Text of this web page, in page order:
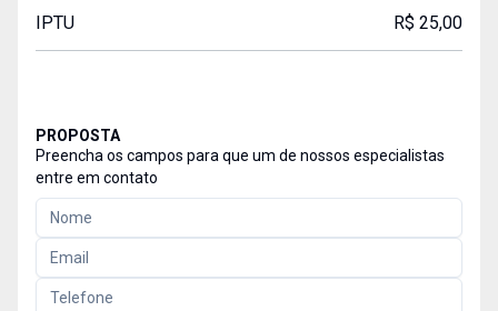
IPTU R$ 25,00
PROPOSTA
Preencha os campos para que um de nossos especialistas
entre em contato